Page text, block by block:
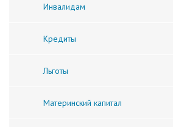
Инвалидам
Кредиты
Льготы
Материнский капитал